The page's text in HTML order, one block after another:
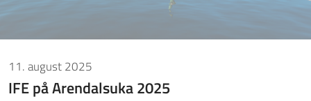
11. august 2025
IFE på Arendalsuka 2025